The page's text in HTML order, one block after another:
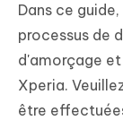
Dans ce
processus de
d'amorçage
Xperia.
être